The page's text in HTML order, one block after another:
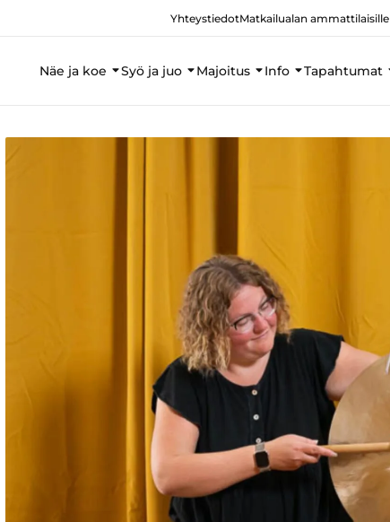
YhteystiedotMatkailualan ammattilaisille
Näe ja koe Syö ja juo Majoitus Info Tapahtumat